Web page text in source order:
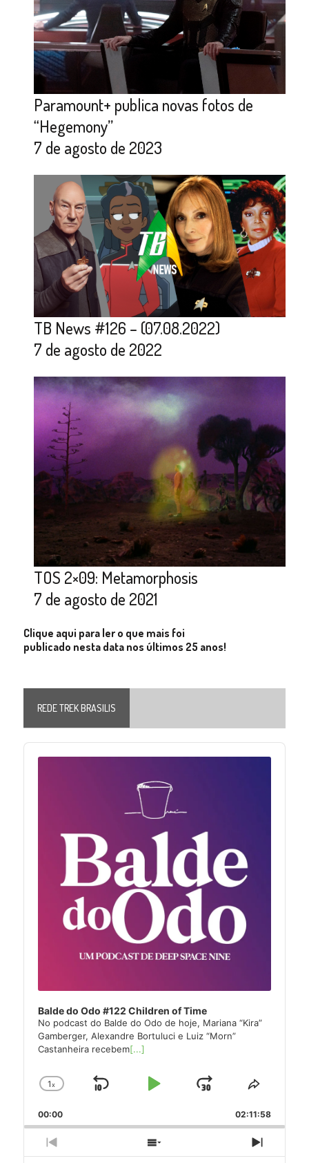
Paramount+ publica novas fotos de
“Hegemony”
7 de agosto de 2023
TB News #126 – (07.08.2022)
7 de agosto de 2022
TOS 2×09: Metamorphosis
7 de agosto de 2021
Clique aqui para ler o que mais foi
publicado nesta data nos últimos 25 anos!
REDE TREK BRASILIS
Audio
Player
Balde do Odo #122 Children of Time
No podcast do Balde do Odo de hoje, Mariana “Kira”
Gamberger, Alexandre Bortuluci e Luiz “Morn”
Castanheira recebem[...]
Change
Rate
1x
Skip
Play
Jump
Forward
Share
Episode
00:00 02:11:58
Previous
Show
Next